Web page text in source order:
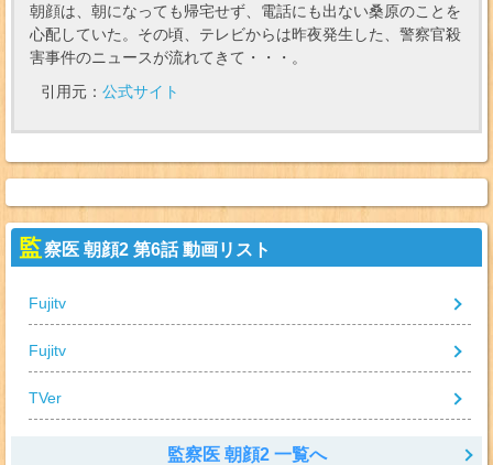
朝顔は、朝になっても帰宅せず、電話にも出ない桑原のことを
心配していた。その頃、テレビからは昨夜発生した、警察官殺
害事件のニュースが流れてきて・・・。
引用元： 公式サイト
監察医 朝顔2 第6話 動画リスト
Fujitv
Fujitv
TVer
監察医 朝顔2 一覧へ